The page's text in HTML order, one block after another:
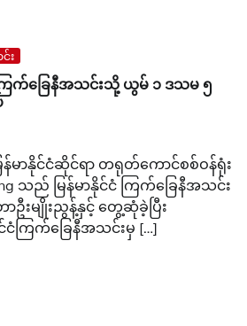
း
က်ခြေနီအသင်းသို့ ယွမ် ၁ ဒသမ ၅
မာနိုင်ငံဆိုင်ရာ တရုတ်ကောင်စစ်ဝန်ရုံး
သည် မြန်မာနိုင်ငံ ကြက်ခြေနီအသင်း
တာဦးမျိုးညွန့်နှင့် တွေ့ဆုံခဲ့ပြီး
ငံကြက်ခြေနီအသင်းမှ […]